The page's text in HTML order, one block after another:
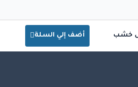
خشب أضف إلي السلة